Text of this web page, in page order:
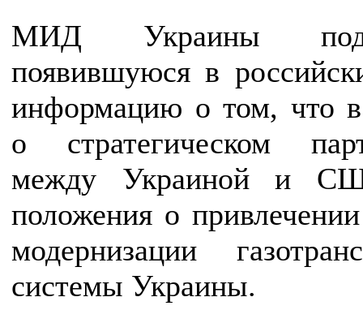
МИД Украины
появившуюся в
информацию о том, что
о стратегическом
между Украиной и
положения о
модернизации
системы Украины.